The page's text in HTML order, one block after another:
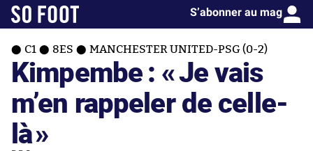
S’abonner au mag
C1 8ES MANCHESTER UNITED-PSG (0-2)
Kimpembe : «Je vais
m’en rappeler de celle-
là»